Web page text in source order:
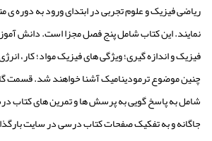
ریاضی فیزیک و علوم تجربی در ابتدای ورود به دوره
نمایند. این کتاب شامل پنج فصل مجزا است. دانش
فیزیک و اندازه گیری؛ ویژگی های فیزیک مواد؛ کار،
چنین موضوع ترمودینامیک آشنا خواهند شد. قسمت
شامل به پاسخ گویی به پرسش ها و تمرین های
جاگانه و به تفکیک صفحات کتاب درسی در سایت